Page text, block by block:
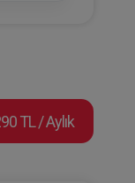
TL / Aylık